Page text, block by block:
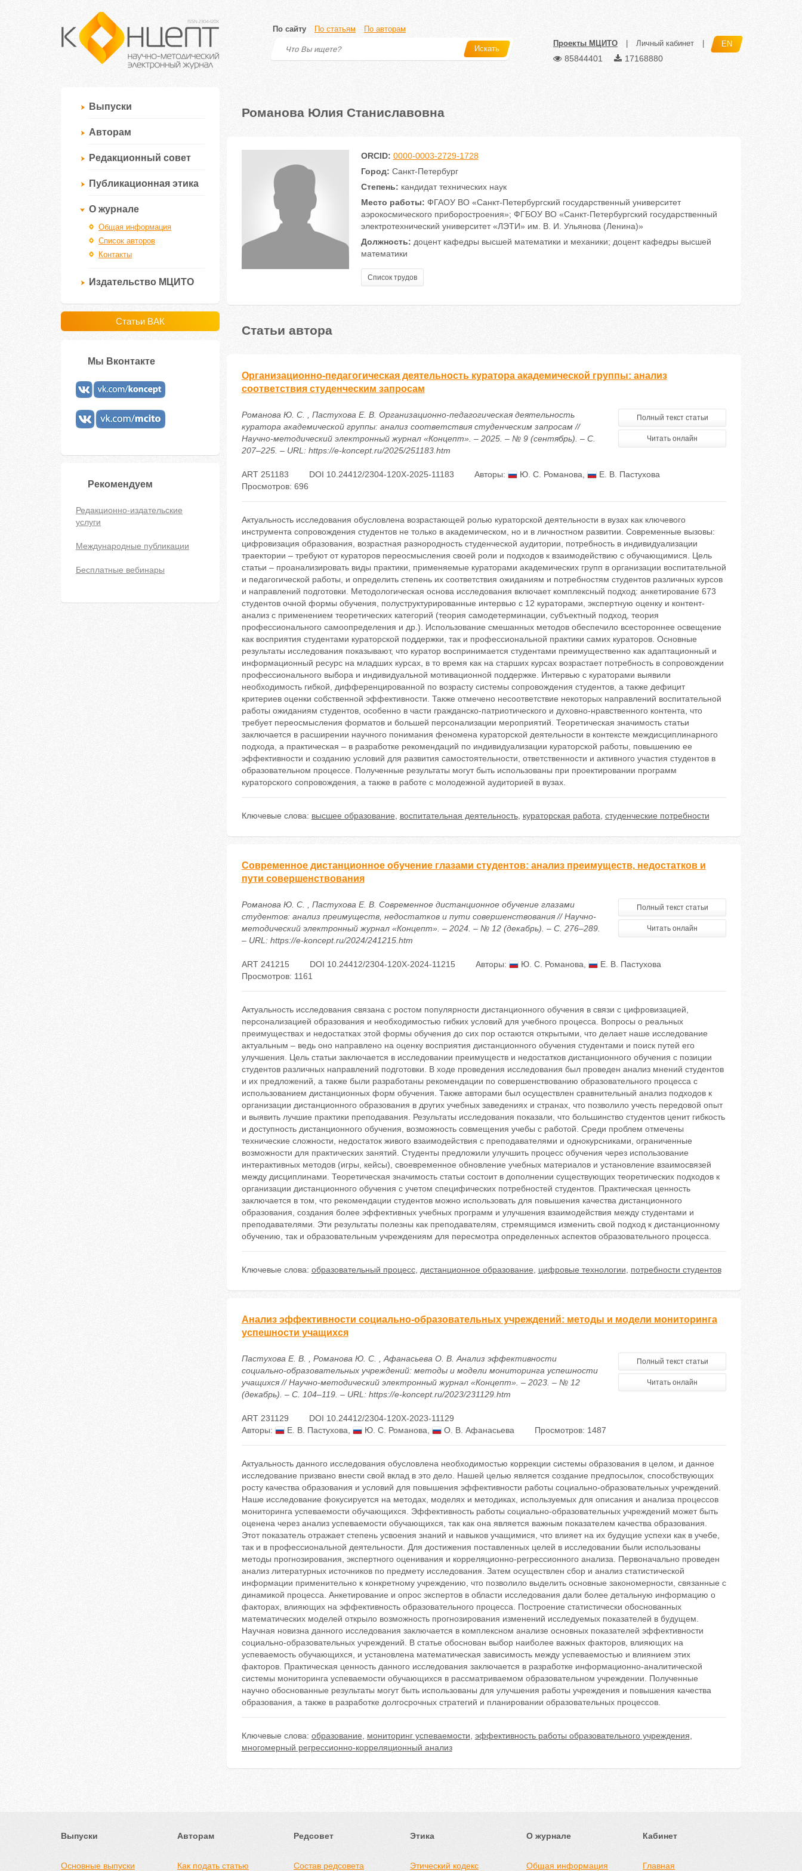
По сайту По статьям По авторам
Искать
Проекты МЦИТО Личный кабинет EN
85844401 17168880
Выпуски
Авторам
Редакционный совет
Публикационная этика
О журнале
Общая информация
Список авторов
Контакты
Издательство МЦИТО
Статьи ВАК
Мы Вконтакте
Рекомендуем
Редакционно-издательские
услуги
Международные публикации
Бесплатные вебинары
Романова Юлия Станиславовна
ORCID: 0000-0003-2729-1728
Город: Санкт-Петербург
Степень: кандидат технических наук
Место работы: ФГАОУ ВО «Санкт-Петербургский государственный университет
аэрокосмического приборостроения»; ФГБОУ ВО «Санкт-Петербургский государственный
электротехнический университет «ЛЭТИ» им. В. И. Ульянова (Ленина)»
Должность: доцент кафедры высшей математики и механики; доцент кафедры высшей
математики
Список трудов
Статьи автора
Организационно-педагогическая деятельность куратора академической группы: анализ
соответствия студенческим запросам
Романова Ю. С. , Пастухова Е. В. Организационно-педагогическая деятельность
куратора академической группы: анализ соответствия студенческим запросам //
Научно-методический электронный журнал «Концепт». – 2025. – № 9 (сентябрь). – С.
207–225. – URL: https://e-koncept.ru/2025/251183.htm
Полный текст статьи
Читать онлайн
ART 251183 DOI 10.24412/2304-120X-2025-11183 Авторы: Ю. С. Романова
Е. В. Пастухова
Просмотров: 696
Актуальность исследования обусловлена возрастающей ролью кураторской деятельности в вузах как ключевого
инструмента сопровождения студентов не только в академическом, но и в личностном развитии. Современные вызовы:
цифровизация образования, возрастная разнородность студенческой аудитории, потребность в индивидуализации
траектории – требуют от кураторов переосмысления своей роли и подходов к взаимодействию с обучающимися. Цель
статьи – проанализировать виды практики, применяемые кураторами академических групп в организации воспитательной
и педагогической работы, и определить степень их соответствия ожиданиям и потребностям студентов различных курсов
и направлений подготовки. Методологическая основа исследования включает комплексный подход: анкетирование 673
студентов очной формы обучения, полуструктурированные интервью с 12 кураторами, экспертную оценку и контент-
анализ с применением теоретических категорий (теория самодетерминации, субъектный подход, теория
профессионального самоопределения и др.). Использование смешанных методов обеспечило всестороннее освещение
как восприятия студентами кураторской поддержки, так и профессиональной практики самих кураторов. Основные
результаты исследования показывают, что куратор воспринимается студентами преимущественно как адаптационный и
информационный ресурс на младших курсах, в то время как на старших курсах возрастает потребность в сопровождении
профессионального выбора и индивидуальной мотивационной поддержке. Интервью с кураторами выявили
необходимость гибкой, дифференцированной по возрасту системы сопровождения студентов, а также дефицит
критериев оценки собственной эффективности. Также отмечено несоответствие некоторых направлений воспитательной
работы ожиданиям студентов, особенно в части гражданско-патриотического и духовно-нравственного контента, что
требует переосмысления форматов и большей персонализации мероприятий. Теоретическая значимость статьи
заключается в расширении научного понимания феномена кураторской деятельности в контексте междисциплинарного
подхода, а практическая – в разработке рекомендаций по индивидуализации кураторской работы, повышению ее
эффективности и созданию условий для развития самостоятельности, ответственности и активного участия студентов в
образовательном процессе. Полученные результаты могут быть использованы при проектировании программ
кураторского сопровождения, а также в работе с молодежной аудиторией в вузах.
Ключевые слова: высшее образование воспитательная деятельность, кураторская работа студенческие потребности
Современное дистанционное обучение глазами студентов: анализ преимуществ, недостатков и
пути совершенствования
Романова Ю. С. , Пастухова Е. В. Современное дистанционное обучение глазами
студентов: анализ преимуществ, недостатков и пути совершенствования // Научно-
методический электронный журнал «Концепт». – 2024. – № 12 (декабрь). – С. 276–289.
– URL: https://e-koncept.ru/2024/241215.htm
Полный текст статьи
Читать онлайн
ART 241215 DOI 10.24412/2304-120X-2024-11215 Авторы: Ю. С. Романова
Е. В. Пастухова
Просмотров: 1161
Актуальность исследования связана с ростом популярности дистанционного обучения в связи с цифровизацией,
персонализацией образования и необходимостью гибких условий для учебного процесса. Вопросы о реальных
преимуществах и недостатках этой формы обучения до сих пор остаются открытыми, что делает наше исследование
актуальным – ведь оно направлено на оценку восприятия дистанционного обучения студентами и поиск путей его
улучшения. Цель статьи заключается в исследовании преимуществ и недостатков дистанционного обучения с позиции
студентов различных направлений подготовки. В ходе проведения исследования был проведен анализ мнений студентов
и их предложений, а также были разработаны рекомендации по совершенствованию образовательного процесса с
использованием дистанционных форм обучения. Также авторами был осуществлен сравнительный анализ подходов к
организации дистанционного образования в других учебных заведениях и странах, что позволило учесть передовой опыт
и выявить лучшие практики преподавания. Результаты исследования показали, что большинство студентов ценит гибкость
и доступность дистанционного обучения, возможность совмещения учебы с работой. Среди проблем отмечены
технические сложности, недостаток живого взаимодействия с преподавателями и однокурсниками, ограниченные
возможности для практических занятий. Студенты предложили улучшить процесс обучения через использование
интерактивных методов (игры, кейсы), своевременное обновление учебных материалов и установление взаимосвязей
между дисциплинами. Теоретическая значимость статьи состоит в дополнении существующих теоретических подходов к
организации дистанционного обучения с учетом специфических потребностей студентов. Практическая ценность
заключается в том, что рекомендации студентов можно использовать для повышения качества дистанционного
образования, создания более эффективных учебных программ и улучшения взаимодействия между студентами и
преподавателями. Эти результаты полезны как преподавателям, стремящимся изменить свой подход к дистанционному
обучению, так и образовательным учреждениям для пересмотра определенных аспектов образовательного процесса.
Ключевые слова: образовательный процесс, дистанционное образование цифровые технологии потребности студентов
Анализ эффективности социально-образовательных учреждений: методы и модели мониторинга
успешности учащихся
Пастухова Е. В. , Романова Ю. С. , Афанасьева О. В. Анализ эффективности
социально-образовательных учреждений: методы и модели мониторинга успешности
учащихся // Научно-методический электронный журнал «Концепт». – 2023. – № 12
(декабрь). – С. 104–119. – URL: https://e-koncept.ru/2023/231129.htm
Полный текст статьи
Читать онлайн
ART 231129
DOI 10.24412/2304-120X-2023-11129
Авторы:
Е. В. Пастухова Ю. С. Романова О. В. Афанасьева Просмотров: 1487
Актуальность данного исследования обусловлена необходимостью коррекции системы образования в целом, и данное
исследование призвано внести свой вклад в это дело. Нашей целью является создание предпосылок, способствующих
росту качества образования и условий для повышения эффективности работы социально-образовательных учреждений.
Наше исследование фокусируется на методах, моделях и методиках, используемых для описания и анализа процессов
мониторинга успеваемости обучающихся. Эффективность работы социально-образовательных учреждений может быть
оценена через анализ успеваемости обучающихся, так как она является важным показателем качества образования.
Этот показатель отражает степень усвоения знаний и навыков учащимися, что влияет на их будущие успехи как в учебе,
так и в профессиональной деятельности. Для достижения поставленных целей в исследовании были использованы
методы прогнозирования, экспертного оценивания и корреляционно-регрессионного анализа. Первоначально проведен
анализ литературных источников по предмету исследования. Затем осуществлен сбор и анализ статистической
информации применительно к конкретному учреждению, что позволило выделить основные закономерности, связанные с
динамикой процесса. Анкетирование и опрос экспертов в области исследования дали более детальную информацию о
факторах, влияющих на эффективность образовательного процесса. Построение статистически обоснованных
математических моделей открыло возможность прогнозирования изменений исследуемых показателей в будущем.
Научная новизна данного исследования заключается в комплексном анализе основных показателей эффективности
социально-образовательных учреждений. В статье обоснован выбор наиболее важных факторов, влияющих на
успеваемость обучающихся, и установлена математическая зависимость между успеваемостью и влиянием этих
факторов. Практическая ценность данного исследования заключается в разработке информационно-аналитической
системы мониторинга успеваемости обучающихся в рассматриваемом образовательном учреждении. Полученные
научно обоснованные результаты могут быть использованы для улучшения работы учреждения и повышения качества
образования, а также в разработке долгосрочных стратегий и планировании образовательных процессов.
Ключевые слова: образование мониторинг успеваемости эффективность работы образовательного учреждения
многомерный регрессионно-корреляционный анализ
Выпуски
Основные выпуски
Авторам
Как подать статью
Редсовет
Состав редсовета
Этика
Этический кодекс
О журнале
Общая информация
Кабинет
Главная